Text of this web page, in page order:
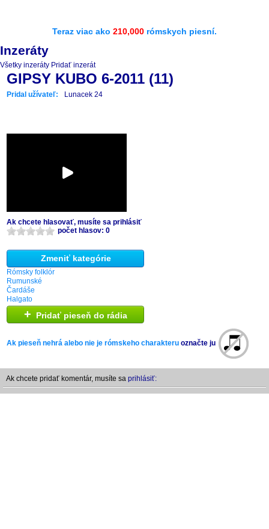
Teraz viac ako 210,000 rómskych piesní.
Inzeráty
Všetky inzeráty Pridať inzerát
GIPSY KUBO 6-2011 (11)
Pridal užívateľ: Lunacek 24
Ak chcete hlasovať, musíte sa prihlásiť
počet hlasov: 0
Zmeniť kategórie
Rómsky folklór
Rumunské
Čardáše
Halgato
+ Pridať pieseň do rádia
Ak pieseň nehrá alebo nie je rómskeho charakteru označte ju
Ak chcete pridať komentár, musíte sa prihlásiť: